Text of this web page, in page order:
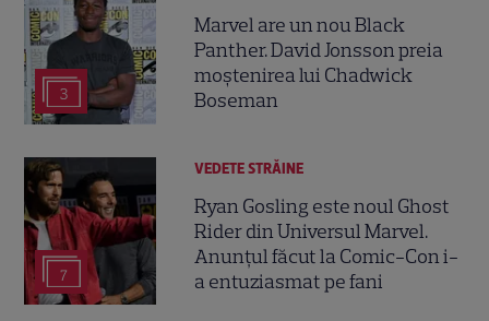
3
Marvel are un nou Black
Panther. David Jonsson preia
moștenirea lui Chadwick
Boseman
7
VEDETE STRĂINE
Ryan Gosling este noul Ghost
Rider din Universul Marvel.
Anunțul făcut la Comic-Con i-
a entuziasmat pe fani